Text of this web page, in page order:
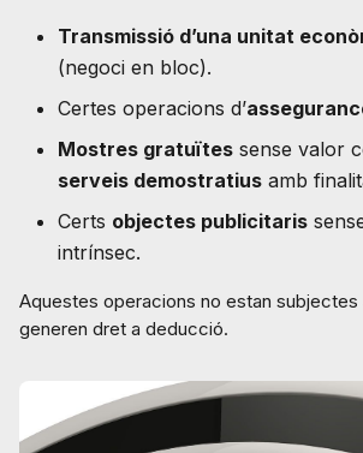
Transmissió d’una unitat
(negoci en bloc).
Certes operacions d’
Mostres gratuïtes sense valor
serveis demostratius amb
Certs objectes publicitaris
intrínsec.
Aquestes operacions no estan subjectes
generen dret a deducció.